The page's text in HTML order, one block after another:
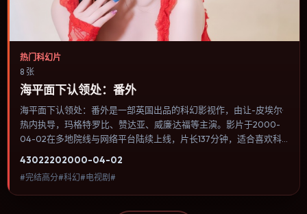
热门科幻片
8 张
海平面下认领处：番外
海平面下认领处：番外是一部英国出品的科幻影视作，由让-皮埃尔·
热内执导，玛格特·罗比、赞达亚、威廉·达福等主演。影片于2000-
04-02在多地院线与网络平台陆续上线，片长137分钟，适合喜欢科
情节推进，节奏与视听语言统一，可作为休闲观影或类型片补片的选
择。
43022202000-04-02
#完结高分#科幻#电视剧#